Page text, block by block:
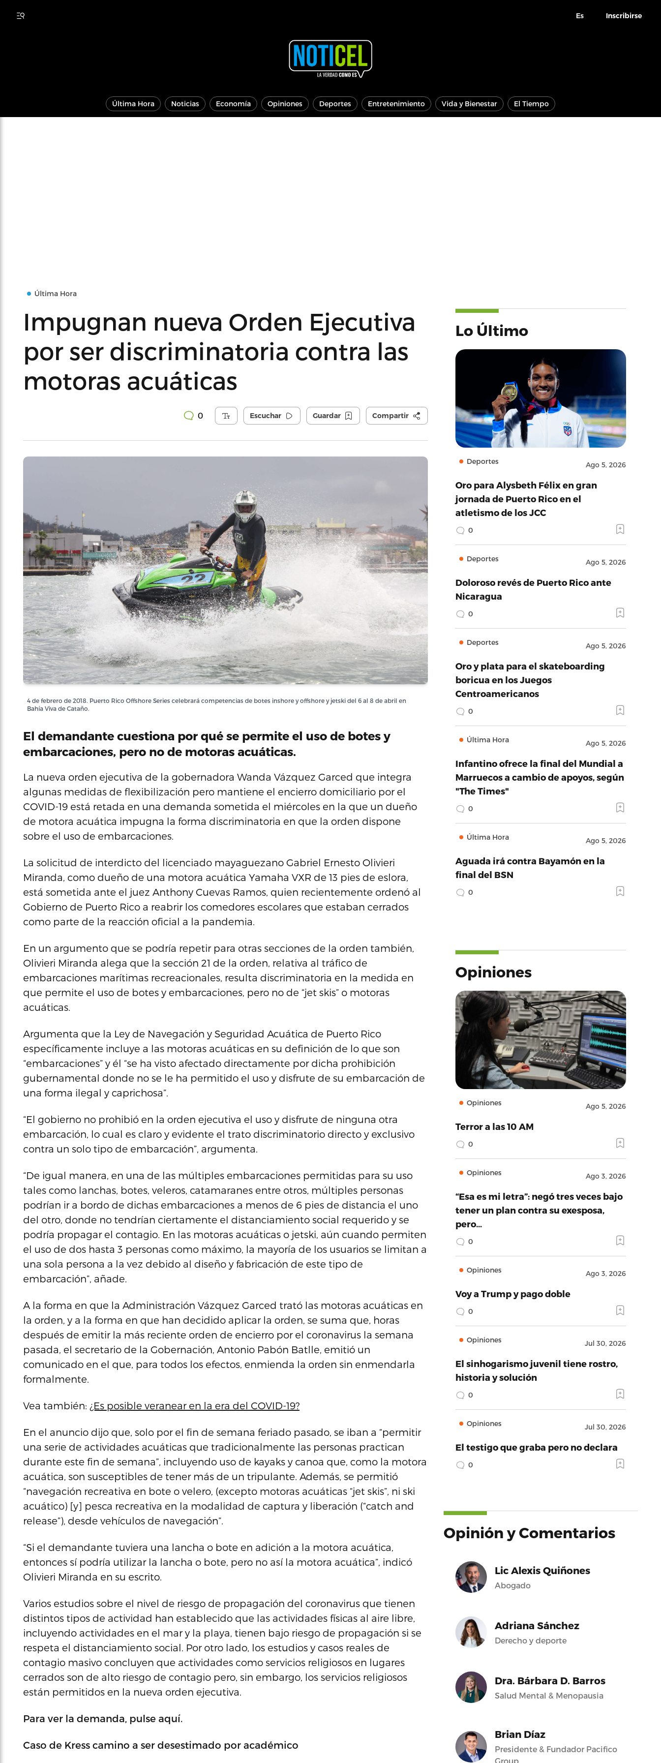
Es Inscribirse
Última Hora Noticias Economía Opiniones Deportes Entretenimiento Vida y Bienestar El Tiempo
Última Hora
Impugnan nueva Orden Ejecutiva
por ser discriminatoria contra las
motoras acuáticas
0 Escuchar Guardar Compartir
4 de febrero de 2018. Puerto Rico Offshore Series celebrará competencias de botes inshore y offshore y jetski del 6 al 8 de abril en
Bahía Viva de Cataño.
El demandante cuestiona por qué se permite el uso de botes y
embarcaciones, pero no de motoras acuáticas.
La nueva orden ejecutiva de la gobernadora Wanda Vázquez Garced que integra
algunas medidas de flexibilización pero mantiene el encierro domiciliario por el
COVID-19 está retada en una demanda sometida el miércoles en la que un dueño
de motora acuática impugna la forma discriminatoria en que la orden dispone
sobre el uso de embarcaciones.
La solicitud de interdicto del licenciado mayaguezano Gabriel Ernesto Olivieri
Miranda, como dueño de una motora acuática Yamaha VXR de 13 pies de eslora,
está sometida ante el juez Anthony Cuevas Ramos, quien recientemente ordenó al
Gobierno de Puerto Rico a reabrir los comedores escolares que estaban cerrados
como parte de la reacción oficial a la pandemia.
En un argumento que se podría repetir para otras secciones de la orden también,
Olivieri Miranda alega que la sección 21 de la orden, relativa al tráfico de
embarcaciones marítimas recreacionales, resulta discriminatoria en la medida en
que permite el uso de botes y embarcaciones, pero no de “jet skis” o motoras
acuáticas.
Argumenta que la Ley de Navegación y Seguridad Acuática de Puerto Rico
específicamente incluye a las motoras acuáticas en su definición de lo que son
“embarcaciones” y él “se ha visto afectado directamente por dicha prohibición
gubernamental donde no se le ha permitido el uso y disfrute de su embarcación de
una forma ilegal y caprichosa”.
“El gobierno no prohibió en la orden ejecutiva el uso y disfrute de ninguna otra
embarcación, lo cual es claro y evidente el trato discriminatorio directo y exclusivo
contra un solo tipo de embarcación”, argumenta.
“De igual manera, en una de las múltiples embarcaciones permitidas para su uso
tales como lanchas, botes, veleros, catamaranes entre otros, múltiples personas
podrían ir a bordo de dichas embarcaciones a menos de 6 pies de distancia el uno
del otro, donde no tendrían ciertamente el distanciamiento social requerido y se
podría propagar el contagio. En las motoras acuáticas o jetski, aún cuando permiten
el uso de dos hasta 3 personas como máximo, la mayoría de los usuarios se limitan a
una sola persona a la vez debido al diseño y fabricación de este tipo de
embarcación”, añade.
A la forma en que la Administración Vázquez Garced trató las motoras acuáticas en
la orden, y a la forma en que han decidido aplicar la orden, se suma que, horas
después de emitir la más reciente orden de encierro por el coronavirus la semana
pasada, el secretario de la Gobernación, Antonio Pabón Batlle, emitió un
comunicado en el que, para todos los efectos, enmienda la orden sin enmendarla
formalmente.
Vea también: ¿Es posible veranear en la era del COVID-19?
En el anuncio dijo que, solo por el fin de semana feriado pasado, se iban a “permitir
una serie de actividades acuáticas que tradicionalmente las personas practican
durante este fin de semana”, incluyendo uso de kayaks y canoa que, como la motora
acuática, son susceptibles de tener más de un tripulante. Además, se permitió
“navegación recreativa en bote o velero, (excepto motoras acuáticas “jet skis”, ni ski
acuático) [y] pesca recreativa en la modalidad de captura y liberación (“catch and
release”), desde vehículos de navegación”.
“Si el demandante tuviera una lancha o bote en adición a la motora acuática,
entonces sí podría utilizar la lancha o bote, pero no así la motora acuática”, indicó
Olivieri Miranda en su escrito.
Varios estudios sobre el nivel de riesgo de propagación del coronavirus que tienen
distintos tipos de actividad han establecido que las actividades físicas al aire libre,
incluyendo actividades en el mar y la playa, tienen bajo riesgo de propagación si se
respeta el distanciamiento social. Por otro lado, los estudios y casos reales de
contagio masivo concluyen que actividades como servicios religiosos en lugares
cerrados son de alto riesgo de contagio pero, sin embargo, los servicios religiosos
están permitidos en la nueva orden ejecutiva.
Para ver la demanda, pulse aquí.
Caso de Kress camino a ser desestimado por académico
Lo Último
Deportes Ago 5, 2026
Oro para Alysbeth Félix en gran
jornada de Puerto Rico en el
atletismo de los JCC
0
Deportes Ago 5, 2026
Doloroso revés de Puerto Rico ante
Nicaragua
0
Deportes Ago 5, 2026
Oro y plata para el skateboarding
boricua en los Juegos
Centroamericanos
0
Última Hora Ago 5, 2026
Infantino ofrece la final del Mundial a
Marruecos a cambio de apoyos, según
"The Times"
0
Última Hora Ago 5, 2026
Aguada irá contra Bayamón en la
final del BSN
0
Opiniones
Opiniones Ago 5, 2026
Terror a las 10 AM
0
Opiniones Ago 3, 2026
“Esa es mi letra”: negó tres veces bajo
tener un plan contra su exesposa,
pero…
0
Opiniones Ago 3, 2026
Voy a Trump y pago doble
0
Opiniones Jul 30, 2026
El sinhogarismo juvenil tiene rostro,
historia y solución
0
Opiniones Jul 30, 2026
El testigo que graba pero no declara
0
Opinión y Comentarios
Lic Alexis Quiñones
Abogado
Adriana Sánchez
Derecho y deporte
Dra. Bárbara D. Barros
Salud Mental & Menopausia
Brian Díaz
Presidente & Fundador Pacifico
Group